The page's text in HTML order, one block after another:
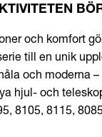
och komfort
till en unik
och moderna –
hjul- och
8105, 8115,